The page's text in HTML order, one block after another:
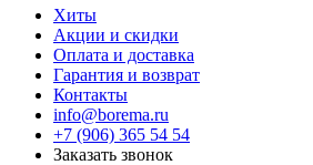
Хиты
Акции и скидки
Оплата и доставка
Гарантия и возврат
Контакты
info@borema.ru
+7 (906) 365 54 54
Заказать звонок